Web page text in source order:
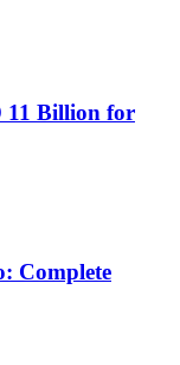
11 Billion for
Complete